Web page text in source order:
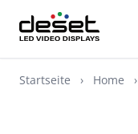
Startseite › Home ›